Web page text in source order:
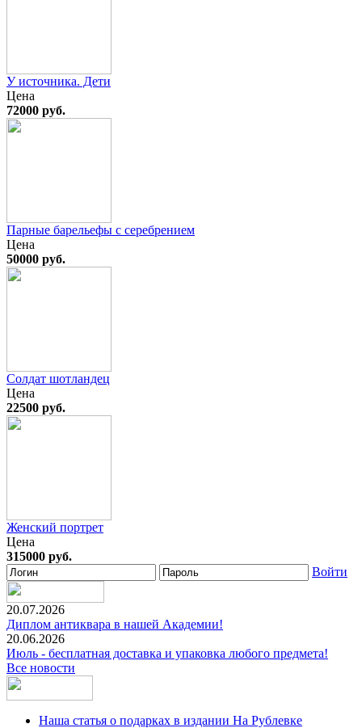
У источника. Дети
Цена
72000 руб.
Парные барельефы с серебрением
Цена
50000 руб.
Солдат шотландец
Цена
22500 руб.
Женский портрет
Цена
315000 руб.
Войти
20.07.2026
Диплом антиквара в нашей Академии!
20.06.2026
Июль - бесплатная доставка и упаковка любого предмета!
Все новости
Наша статья о подарках в издании На Рублевке